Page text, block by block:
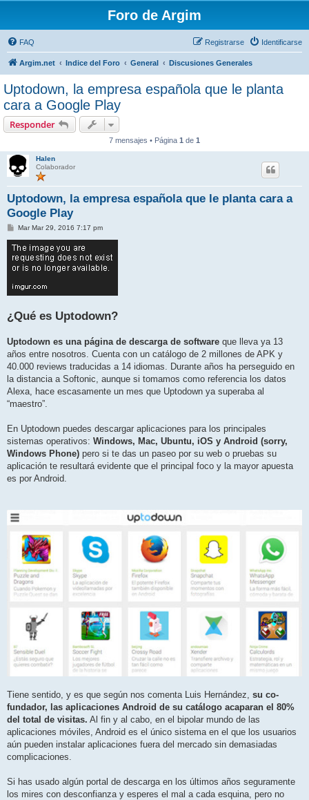
Foro de Argim
FAQ Identificarse
Registrarse
Argim.net Indice del Foro General Discusiones Generales
Uptodown, la empresa española que le planta
cara a Google Play
Responder
7 mensajes • Página 1 de 1
Halen
Colaborador
Uptodown, la empresa española que le planta cara a
Google Play
M
n
s
a
j
Mar Mar 29, 2016 7:17 pm
¿Qué es Uptodown?
Uptodown es una página de descarga de software que lleva ya 13
años entre nosotros. Cuenta con un catálogo de 2 millones de APK y
40.000 reviews traducidas a 14 idiomas. Durante años ha perseguido en
la distancia a Softonic, aunque si tomamos como referencia los datos
Alexa, hace escasamente un mes que Uptodown ya superaba al
“maestro”.
En Uptodown puedes descargar aplicaciones para los principales
sistemas operativos: Windows, Mac, Ubuntu, iOS y Android (sorry,
Windows Phone) pero si te das un paseo por su web o pruebas su
aplicación te resultará evidente que el principal foco y la mayor apuesta
es por Android.
Tiene sentido, y es que según nos comenta Luis Hernández, su co-
fundador, las aplicaciones Android de su catálogo acaparan el 80%
del total de visitas. Al fin y al cabo, en el bipolar mundo de las
aplicaciones móviles, Android es el único sistema en el que los usuarios
aún pueden instalar aplicaciones fuera del mercado sin demasiadas
complicaciones.
Si has usado algún portal de descarga en los últimos años seguramente
los mires con desconfianza y esperes el mal a cada esquina, pero no